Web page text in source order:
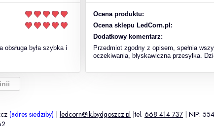
obsługa była szybka i
Ocena produktu:
Ocena sklepu LedCorn.pl:
Dodatkowy komentarz:
Przedmiot zgodny z opisem, spełnia
oczekiwania, błyskawiczna przesyłka.
(adres siedziby) ledcorn@ik.bydgoszcz.pl |tel. 668 414 737 | NIP: